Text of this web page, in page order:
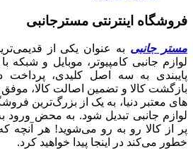
فروشگاه اینترنتی مسترجانبی
مستر جانبی به عنوان یکی از
لوازم جانبی کامپیوتر، موبایل و شبکه
بازگشت کالا و تضمین اصالت کالا،
های معتبر دنیا، به یک از بزرگ‌ترین
لوازم جانبی تبدیل شود. به محض ورود
پر از کالا رو به رو می‌شوید! هر آنچه
خطور می‌کند در اینجا پیدا خواهید کرد.